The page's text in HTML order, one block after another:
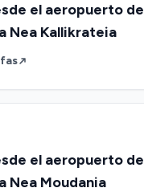
el aeropuerto de
Nea Kallikrateia
el aeropuerto de
Nea Moudania